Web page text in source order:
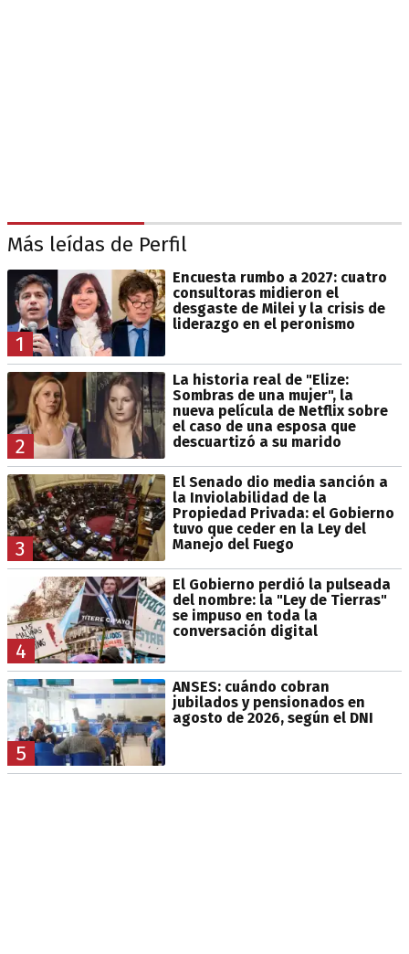
Más leídas de Perfil
1
Encuesta rumbo a 2027: cuatro
consultoras midieron el
desgaste de Milei y la crisis de
liderazgo en el peronismo
2
La historia real de "Elize:
Sombras de una mujer", la
nueva película de Netflix sobre
el caso de una esposa que
descuartizó a su marido
3
El Senado dio media sanción a
la Inviolabilidad de la
Propiedad Privada: el Gobierno
tuvo que ceder en la Ley del
Manejo del Fuego
4
El Gobierno perdió la pulseada
del nombre: la "Ley de Tierras"
se impuso en toda la
conversación digital
5
ANSES: cuándo cobran
jubilados y pensionados en
agosto de 2026, según el DNI